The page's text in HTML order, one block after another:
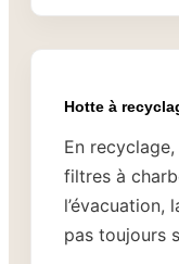
Hotte à
En
filtres à
l’évacuation,
pas toujours